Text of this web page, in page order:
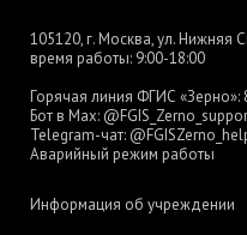
105120, г. Москва, ул. Нижняя
время работы: 9:00-18:00
Горячая линия ФГИС «Зерно»:
Бот в Max:
Telegram-чат:
Аварийный режим работы
Информация об учреждении